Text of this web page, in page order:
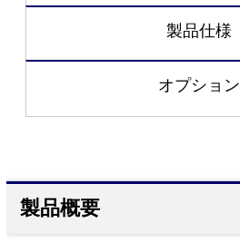
製品仕様
オプション
製品概要